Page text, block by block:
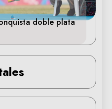
doble plata